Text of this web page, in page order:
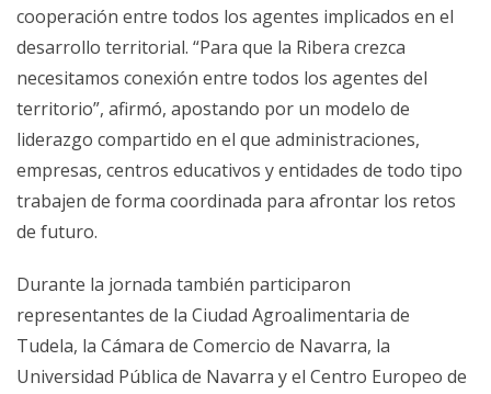
cooperación entre todos los agentes implicados en el
desarrollo territorial. “Para que la Ribera crezca
necesitamos conexión entre todos los agentes del
territorio”, afirmó, apostando por un modelo de
liderazgo compartido en el que administraciones,
empresas, centros educativos y entidades de todo tipo
trabajen de forma coordinada para afrontar los retos
de futuro.
Durante la jornada también participaron
representantes de la Ciudad Agroalimentaria de
Tudela, la Cámara de Comercio de Navarra, la
Universidad Pública de Navarra y el Centro Europeo de